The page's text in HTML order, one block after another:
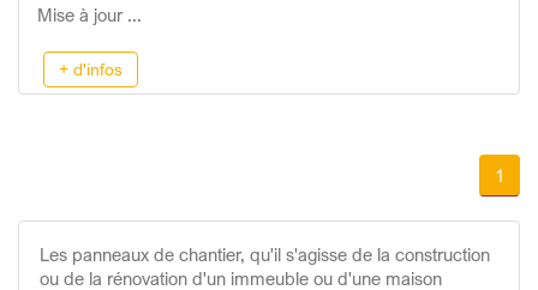
Mise à jour ...
+ d'infos
1
Les panneaux de chantier, qu'il s'agisse de la construction
ou de la rénovation d'un immeuble ou d'une maison